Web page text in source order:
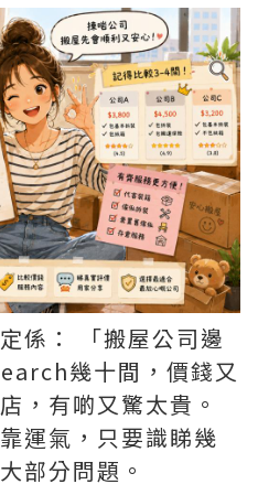
係： 「搬屋公司邊
幾十間，價錢又
，有啲又驚太貴。
運氣，只要識睇幾
部分問題。